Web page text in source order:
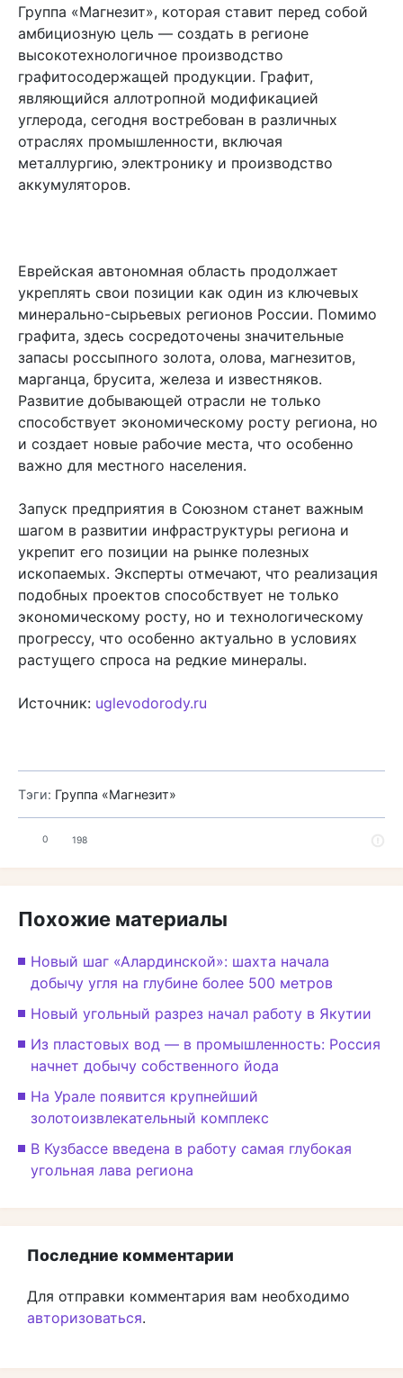
Группа «Магнезит», которая ставит перед собой
амбициозную цель — создать в регионе
высокотехнологичное производство
графитосодержащей продукции. Графит,
являющийся аллотропной модификацией
углерода, сегодня востребован в различных
отраслях промышленности, включая
металлургию, электронику и производство
аккумуляторов.
Еврейская автономная область продолжает
укреплять свои позиции как один из ключевых
минерально-сырьевых регионов России. Помимо
графита, здесь сосредоточены значительные
запасы россыпного золота, олова, магнезитов,
марганца, брусита, железа и известняков.
Развитие добывающей отрасли не только
способствует экономическому росту региона, но
и создает новые рабочие места, что особенно
важно для местного населения.
Запуск предприятия в Союзном станет важным
шагом в развитии инфраструктуры региона и
укрепит его позиции на рынке полезных
ископаемых. Эксперты отмечают, что реализация
подобных проектов способствует не только
экономическому росту, но и технологическому
прогрессу, что особенно актуально в условиях
растущего спроса на редкие минералы.
Источник: uglevodorody.ru
Тэги: Группа «Магнезит»
0 198
Похожие материалы
Новый шаг «Алардинской»: шахта начала
добычу угля на глубине более 500 метров
Новый угольный разрез начал работу в Якутии
Из пластовых вод — в промышленность: Россия
начнет добычу собственного йода
На Урале появится крупнейший
золотоизвлекательный комплекс
В Кузбассе введена в работу самая глубокая
угольная лава региона
Последние комментарии
Для отправки комментария вам необходимо
авторизоваться.